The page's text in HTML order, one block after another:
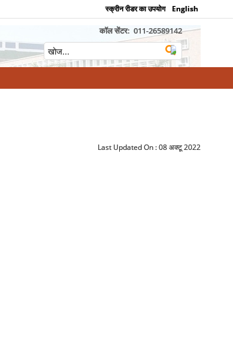
स्क्रीन रीडर का उपयोग English
कॉल सेंटर: 011-26589142
Last Updated On :08 अक्टू 2022